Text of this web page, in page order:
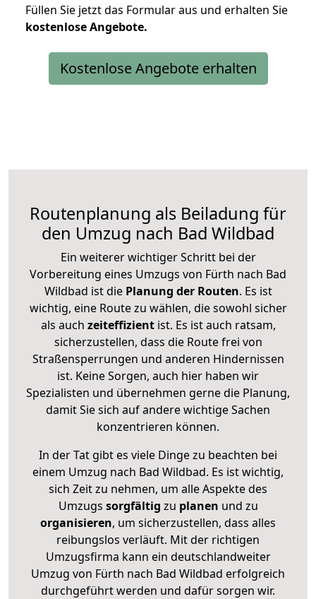
Füllen Sie jetzt das Formular aus und erhalten Sie
kostenloseAngebote.
Kostenlose Angebote erhalten
Routenplanung als Beiladung für
den Umzug nach Bad Wildbad
Ein weiterer wichtiger Schritt bei der
Vorbereitung eines Umzugs von Fürth nach Bad
Wildbad ist diePlanung der Routen. Es ist
wichtig, eine Route zu wählen, die sowohl sicher
als auch zeiteffizientist. Es ist auch ratsam,
sicherzustellen, dass die Route frei von
Straßensperrungen und anderen Hindernissen
ist. Keine Sorgen, auch hier haben wir
Spezialisten und übernehmen gerne die Planung,
damit Sie sich auf andere wichtige Sachen
konzentrieren können.
In der Tat gibt es viele Dinge zu beachten bei
einem Umzug nach Bad Wildbad. Es ist wichtig,
sich Zeit zu nehmen, um alle Aspekte des
Umzugs sorgfältig zu planen und zu
organisieren, um sicherzustellen, dass alles
reibungslos verläuft. Mit der richtigen
Umzugsfirma kann ein deutschlandweiter
Umzug von Fürth nach Bad Wildbad erfolgreich
durchgeführt werden und dafür sorgen wir.